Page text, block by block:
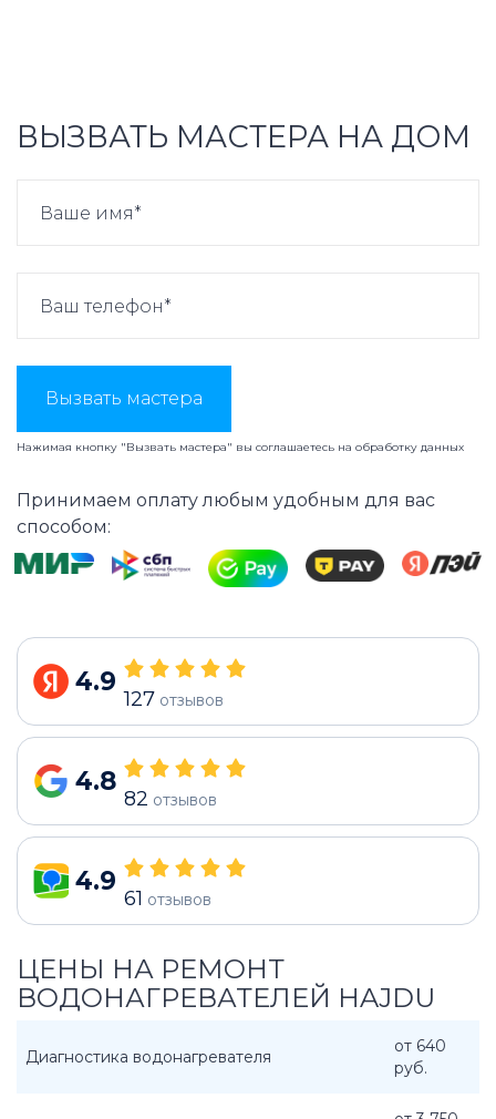
ВЫЗВАТЬ МАСТЕРА НА ДОМ
Вызвать мастера
Нажимая кнопку "Вызвать мастера" вы соглашаетесь на обработку данных
Принимаем оплату любым удобным для вас
способом:
4.9
127 отзывов
4.8
82 отзывов
4.9
61 отзывов
ЦЕНЫ НА РЕМОНТ
ВОДОНАГРЕВАТЕЛЕЙ HAJDU
Диагностика водонагревателя
от 640
руб.